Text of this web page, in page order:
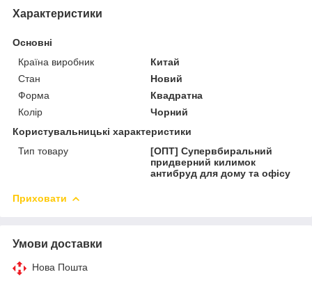
Характеристики
Основні
Країна виробник
Китай
Стан
Новий
Форма
Квадратна
Колір
Чорний
Користувальницькі характеристики
Тип товару
[ОПТ] Супервбиральний
придверний килимок
антибруд для дому та офісу
Приховати
Умови доставки
Нова Пошта